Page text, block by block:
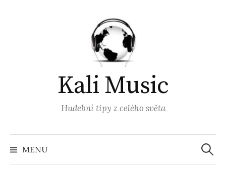
Kali Music
Hudební tipy z celého světa
MENU